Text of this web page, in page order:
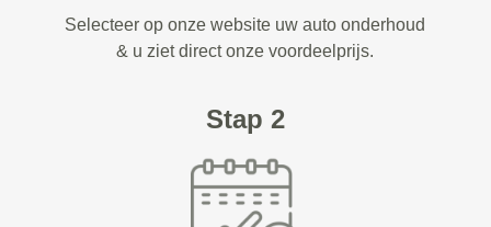
Selecteer op onze website uw auto onderhoud
& u ziet direct onze voordeelprijs.
Stap 2